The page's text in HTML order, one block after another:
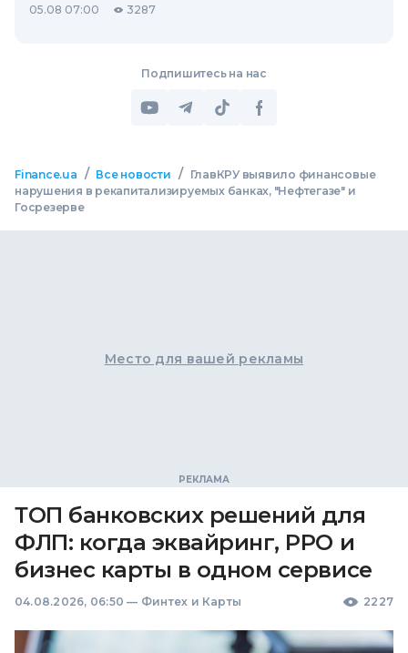
05.08 07:00 3287
Подпишитесь на нас
Finance.ua / Все новости /
ГлавКРУ выявило финансовые
нарушения в рекапитализируемых банках, "Нефтегазе" и
Госрезерве
Место для вашей рекламы
ТОП банковских решений для
ФЛП: когда эквайринг, РРО и
бизнес карты в одном сервисе
04.08.2026, 06:50 — Финтех и Карты 2227